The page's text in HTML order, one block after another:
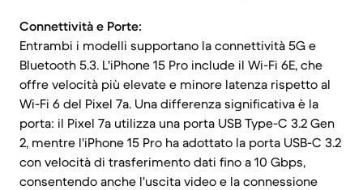
Connettività e Porte:
Entrambi i modelli supportano la connettività 5G e
Bluetooth 5.3. L'iPhone 15 Pro include il Wi-Fi 6E, che
offre velocità più elevate e minore latenza rispetto al
Wi-Fi 6 del Pixel 7a. Una differenza significativa è la
porta: il Pixel 7a utilizza una porta USB Type-C 3.2 Gen
2, mentre l'iPhone 15 Pro ha adottato la porta USB-C 3.2
con velocità di trasferimento dati fino a 10 Gbps,
consentendo anche l'uscita video e la connessione